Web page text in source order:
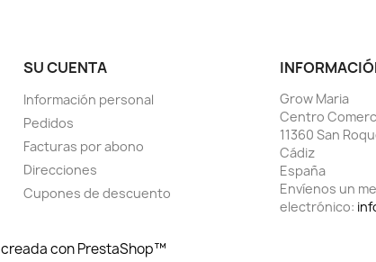
SU CUENTA
Información personal
Pedidos
Facturas por abono
Direcciones
Cupones de descuento
Grow Maria
Centro
11360 San
Cádiz
España
Envíenos un
electrónico:
con PrestaShop™